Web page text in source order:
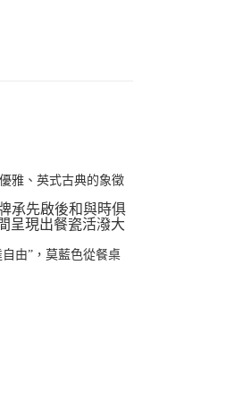
雅、英式古典的象徵
承先啟後和與時俱
呈現出餐瓷活潑大
由”，莫藍色從餐桌